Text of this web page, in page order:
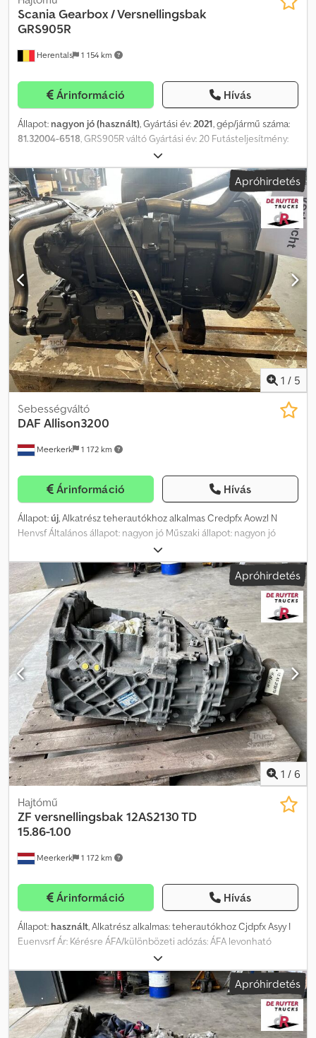
Herentals 1 154 km
ScaniaGearbox / Versnellingsbak
GRS905R
Árinformáció Hívás
Állapot: nagyon jó (használt), Gyártási év:2021, gép/jármű száma:
81.32004-6518, GRS905R váltó Gyártási év: 20 Futásteljesítmény:
400.000 km Scania és MAN járművekhez. Cevoman bv.
Lenskensdijk 5 2200 Herentals Belgium Cjdszldt Njpfx Anverf
Apróhirdetés
1 / 5
Meerkerk 1 172 km
Sebességváltó
DAF Allison3200
Árinformáció Hívás
Állapot:új, Alkatrész teherautókhoz alkalmas Credpfx Aowzl N
Henvsf Általános állapot: nagyon jó Műszaki állapot: nagyon jó
Típusszám: 6520245448/2238877
Apróhirdetés
1 / 6
Meerkerk 1 172 km
Hajtómű
ZF versnellingsbak 12AS2130 TD
15.86-1.00
Árinformáció Hívás
Állapot: használt, Alkatrész alkalmas: teherautókhoz Cjdpfx Asyy I
Euenvsrf Ár: Kérésre ÁFA/különbözeti adózás: ÁFA levonható
Apróhirdetés